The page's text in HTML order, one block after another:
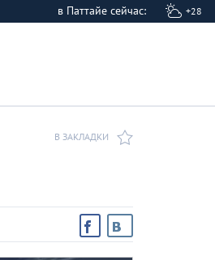
в Паттайе сейчас: +28
В ЗАКЛАДКИ